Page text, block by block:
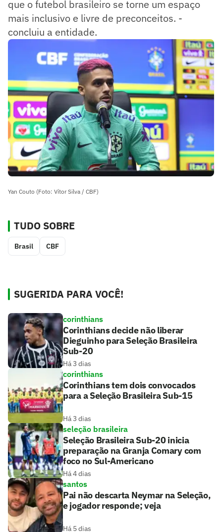
que o futebol brasileiro se torne um espaço
mais inclusivo e livre de preconceitos. -
concluiu a entidade.
Yan Couto (Foto: Vítor Silva / CBF)
TUDO SOBRE
Brasil CBF
SUGERIDA PARA VOCÊ!
corinthians
Corinthians decide não liberar
Dieguinho para Seleção Brasileira
Sub-20
Há 3 dias
corinthians
Corinthians tem dois convocados
para a Seleção Brasileira Sub-15
Há 3 dias
seleção brasileira
Seleção Brasileira Sub-20 inicia
preparação na Granja Comary com
foco no Sul-Americano
Há 4 dias
santos
Pai não descarta Neymar na Seleção,
e jogador responde; veja
Há 5 dias